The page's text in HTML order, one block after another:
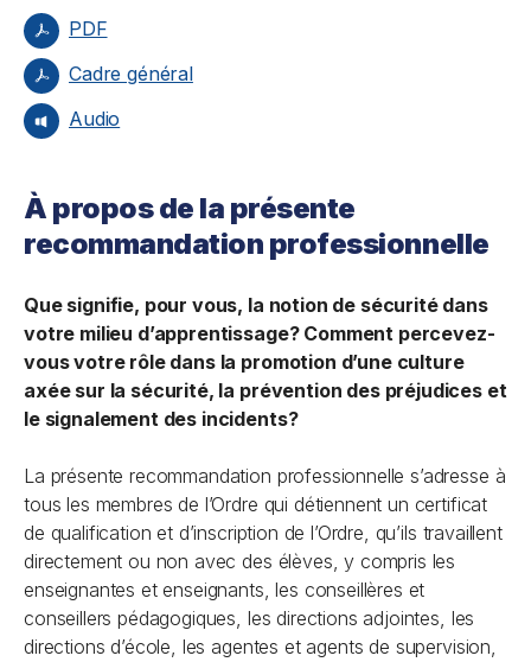
PDF
Cadre général
Audio
À propos de la présente
recommandation professionnelle
Que signifie, pour vous, la notion de sécurité dans
votre milieu d’apprentissage? Comment percevez-
vous votre rôle dans la promotion d’une culture
axée sur la sécurité, la prévention des préjudices et
le signalement des incidents?
La présente recommandation professionnelle s’adresse à
tous les membres de l’Ordre qui détiennent un certificat
de qualification et d’inscription de l’Ordre, qu’ils travaillent
directement ou non avec des élèves, y compris les
enseignantes et enseignants, les conseillères et
conseillers pédagogiques, les directions adjointes, les
directions d’école, les agentes et agents de supervision,